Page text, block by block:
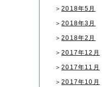
＞2018年5月
＞2018年3月
＞2018年2月
＞2017年12月
＞2017年11月
＞2017年10月